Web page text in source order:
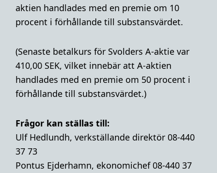
aktien handlades med en premie om 10
procent i förhållande till substansvärdet.
(Senaste betalkurs för Svolders A-aktie var
410,00 SEK, vilket innebär att A-aktien
handlades med en premie om 50 procent i
förhållande till substansvärdet.)
Frågor kan ställas till:
Ulf Hedlundh, verkställande direktör 08-440
37 73
Pontus Ejderhamn, ekonomichef 08-440 37